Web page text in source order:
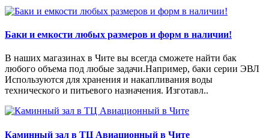
Баки и емкости любых размеров и форм в наличии!
В наших магазинах в Чите вы всегда сможете найти бак
любого объема под любые задачи.Например, баки серии ЭВЛ
Используются для хранения и накапливания воды
технического и питьевого назначения. Изготавл..
Каминный зал в ТЦ Авиационный в Чите